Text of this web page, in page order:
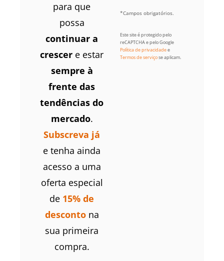
para que
possa
continuar a
crescer e estar
sempre à
frente das
tendências do
mercado.
Subscreva já
e tenha ainda
acesso a uma
oferta especial
de 15% de
desconto na
sua primeira
compra.
*Campos obrigatórios.
Este site é protegido pelo
reCAPTCHA e pelo Google
Política de privacidadee
Termos de serviçose aplicam.